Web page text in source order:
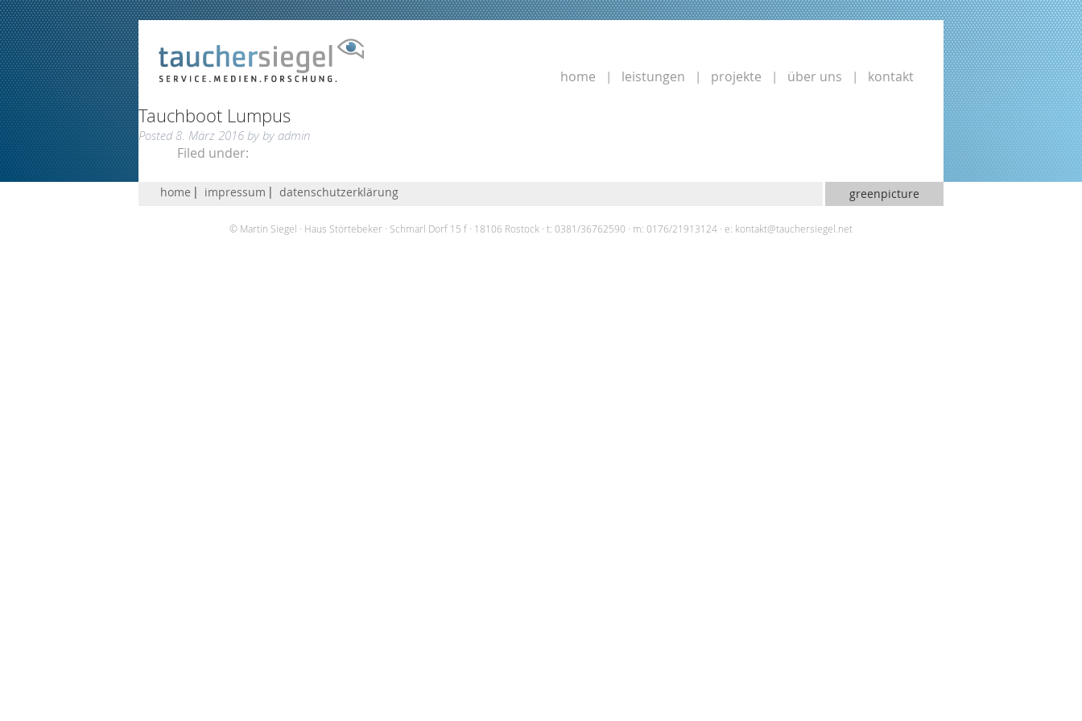
home leistungen projekte über uns kontakt
Tauchboot Lumpus
Posted 8. März 2016 by by admin
Filed under:
home impressum datenschutzerklärung greenpicture
© Martin Siegel Haus Störtebeker Schmarl Dorf 15 f 18106 Rostock t: 0381/36762590 m: 0176/21913124 e: kontakt@tauchersiegel.net